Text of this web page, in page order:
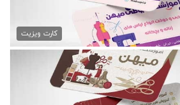
دانلود کارت ویزیت آموزشگاه...
79,000 تومان
کارت ویزیت